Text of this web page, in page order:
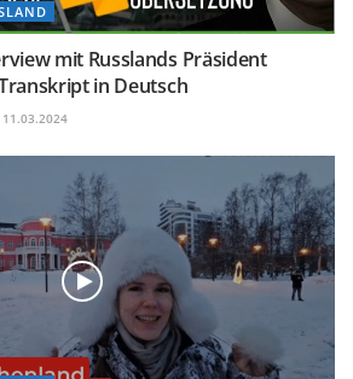
mit Russlands Präsident
in Deutsch
11.03.2024